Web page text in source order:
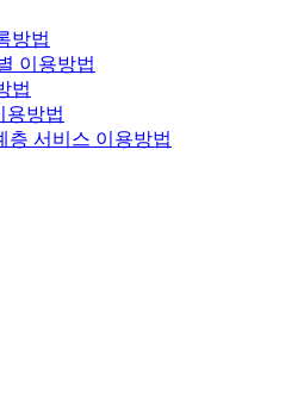
방법
이용방법
법
용방법
층 서비스 이용방법